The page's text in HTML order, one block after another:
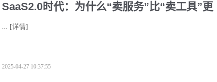
SaaS2.0时代：为什么“卖服务”比“卖工具”更
... [详情]
2025-04-27 10:37:55